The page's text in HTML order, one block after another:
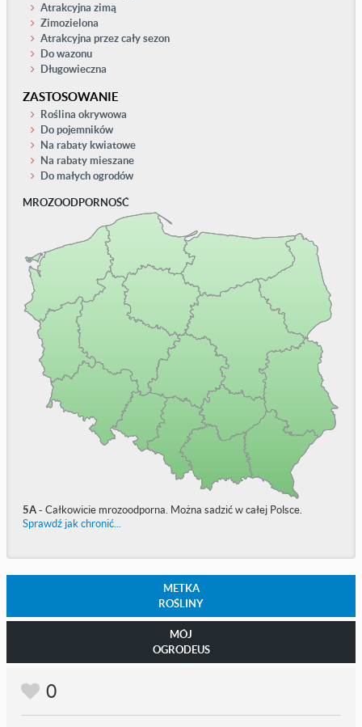
Atrakcyjna zimą
Zimozielona
Atrakcyjna przez cały sezon
Do wazonu
Długowieczna
ZASTOSOWANIE
Roślina okrywowa
Do pojemników
Na rabaty kwiatowe
Na rabaty mieszane
Do małych ogrodów
MROZOODPORNOŚĆ
5A- Całkowicie mrozoodporna. Można sadzić w całej Polsce.
Sprawdź jak chronić...
METKA
ROŚLINY
MÓJ
OGRODEUS
0